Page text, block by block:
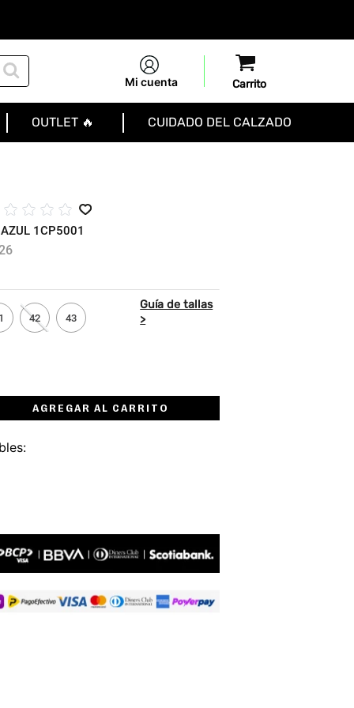
Mi cuenta
OUTLET 🔥 CUIDADO DEL CALZADO
☆ ☆ ☆ ☆
1CP5001
42 43
AGREGAR AL CARRITO